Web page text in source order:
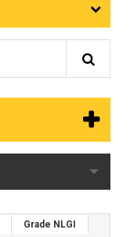
Grade NLGI